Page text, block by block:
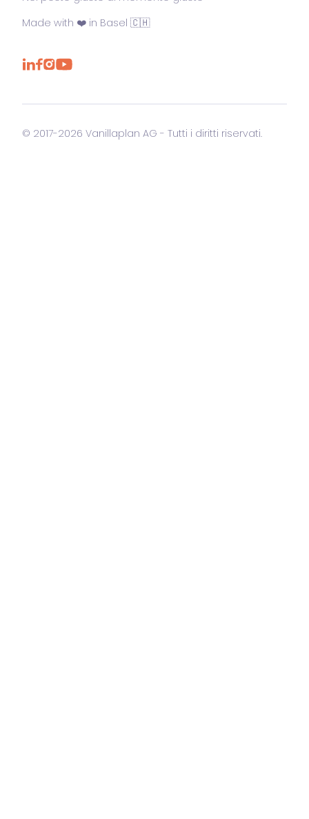
Made with ❤️ in Basel 🇨🇭
© 2017-2026 Vanillaplan AG - Tutti i diritti riservati.